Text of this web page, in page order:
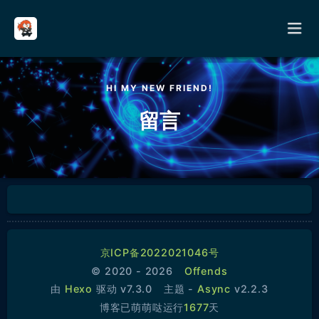
首页
分类
其它
关于
留言
友链
HI MY NEW FRIEND!
留言
京ICP备2022021046号
© 2020 - 2026
Offends
由 Hexo 驱动 v7.3.0 主题 -Async v2.2.3
博客已萌萌哒运行1677天